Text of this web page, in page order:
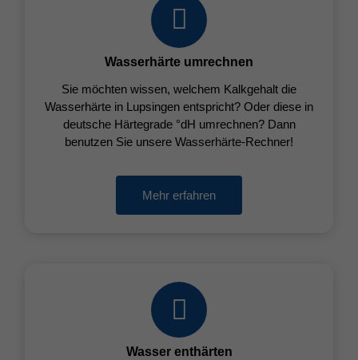
Wasserhärte umrechnen
Sie möchten wissen, welchem Kalkgehalt die
Wasserhärte in Lupsingen entspricht? Oder diese in
deutsche Härtegrade °dH umrechnen? Dann
benutzen Sie unsere Wasserhärte-Rechner!
Mehr erfahren
Wasser enthärten